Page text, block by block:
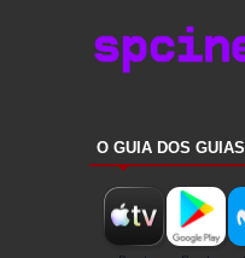
O GUIA DOS GUIAS